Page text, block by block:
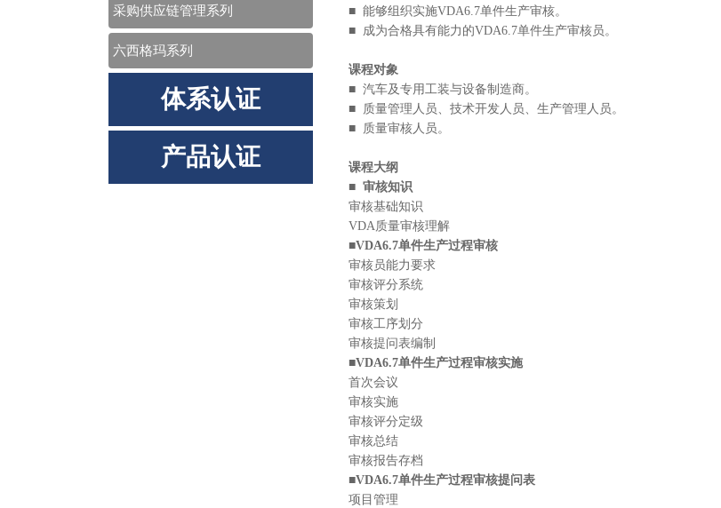
采购供应链管理系列
六西格玛系列
体系认证
产品认证
■ 能够组织实施VDA6.7单件生产审核。
■ 成为合格具有能力的VDA6.7单件生产审核员。
课程对象
■ 汽车及专用工装与设备制造商。
■ 质量管理人员、技术开发人员、生产管理人员。
■ 质量审核人员。
课程大纲
■ 审核知识
审核基础知识
VDA质量审核理解
■VDA6.7单件生产过程审核
审核员能力要求
审核评分系统
审核策划
审核工序划分
审核提问表编制
■VDA6.7单件生产过程审核实施
首次会议
审核实施
审核评分定级
审核总结
审核报告存档
■VDA6.7单件生产过程审核提问表
项目管理